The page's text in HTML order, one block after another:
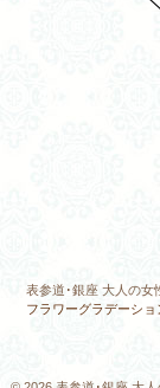
表参道･銀座 大人の女
フラワーグラデーショ